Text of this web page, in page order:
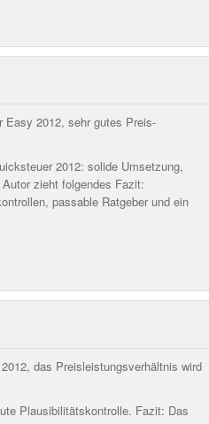
Easy 2012, sehr gutes Preis-
2012: solide Umsetzung,
Autor zieht folgendes Fazit:
passable Ratgeber und ein
das Preisleistungsverhältnis wird
Plausibilitätskontrolle. Fazit: Das